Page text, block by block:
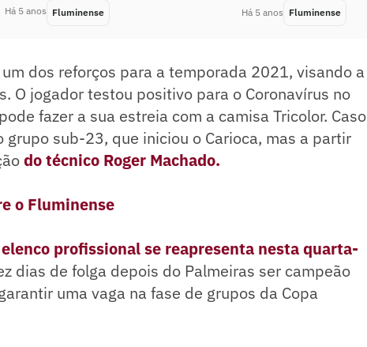
Há 5 anos Fluminense Há 5 anos Fluminense
dos reforços para a temporada 2021, visando a
O jogador testou positivo para o Coronavírus no
fazer a sua estreia com a camisa Tricolor. Caso
sub-23, que iniciou o Carioca, mas a partir
do técnico Roger Machado.
o Fluminense
profissional se reapresenta nesta quarta-
dias de folga depois do Palmeiras ser campeão
uma vaga na fase de grupos da Copa